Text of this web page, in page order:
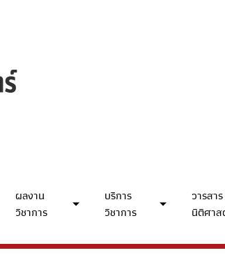
ผลงาน
วิชาการ
บริการ
วิชาการ
วารสาร
นิติศาส